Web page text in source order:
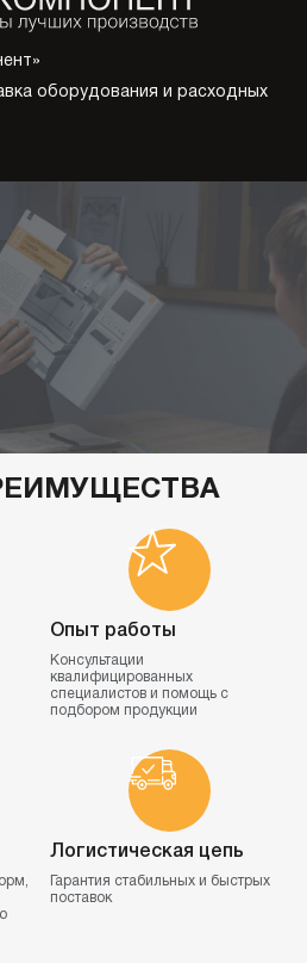
оборудования и расходных
Опыт работы
Консультации
квалифицированных
специалистов и помощь с
подбором продукции
Логистическая цепь
Гарантия стабильных и быстрых
поставок